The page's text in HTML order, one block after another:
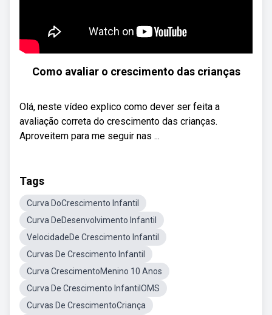
Como avaliar o crescimento das crianças
Olá, neste vídeo explico como dever ser feita a
avaliação correta do crescimento das crianças.
Aproveitem para me seguir nas ...
Tags
Curva DoCrescimento Infantil
Curva DeDesenvolvimento Infantil
VelocidadeDe Crescimento Infantil
Curvas De Crescimento Infantil
Curva CrescimentoMenino 10 Anos
Curva De Crescimento InfantilOMS
Curvas De CrescimentoCriança